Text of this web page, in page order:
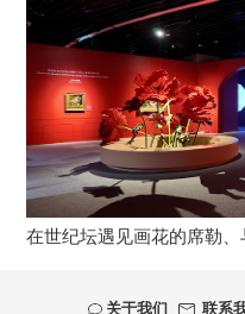
在世纪坛遇见画花的席勒
关于我们 联系